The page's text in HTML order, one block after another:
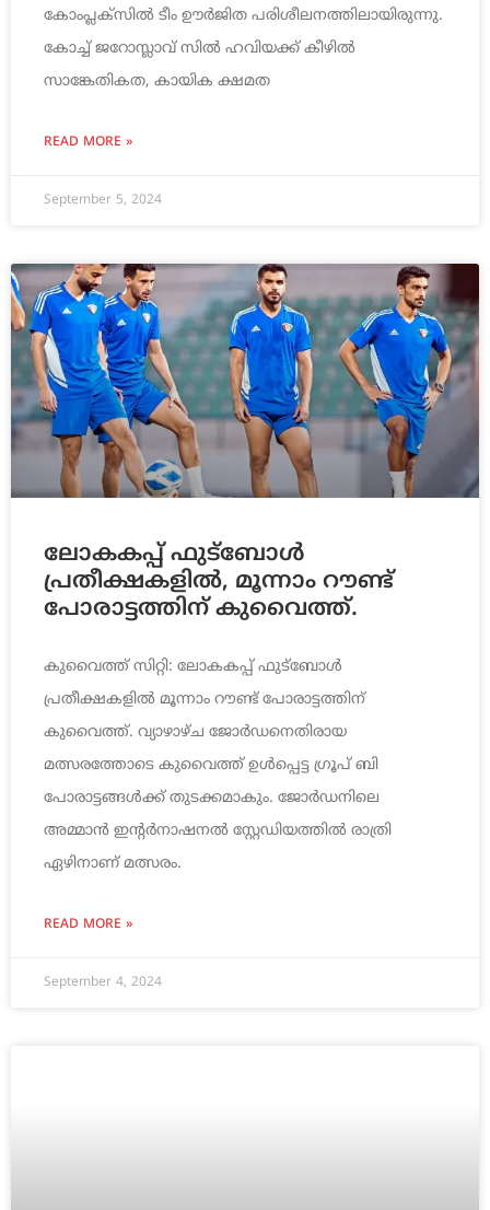
കോംപ്ലക്സിൽ ടീം ഊർജിത പരിശീലനത്തിലായിരുന്നു.
കോച്ച് ജറോസ്ലാവ് സിൽ ഹവിയക്ക് കീഴിൽ
സാങ്കേതികത, കായിക ക്ഷമത
READ MORE »
September 5, 2024
ലോകകപ്പ് ഫുട്ബോൾ
പ്രതീക്ഷകളിൽ, മൂന്നാം റൗണ്ട്
പോരാട്ടത്തിന് കുവൈത്ത്.
കുവൈത്ത് സിറ്റി: ലോകകപ്പ് ഫുട്ബോൾ
പ്രതീക്ഷകളിൽ മൂന്നാം റൗണ്ട് പോരാട്ടത്തിന്
കുവൈത്ത്. വ്യാഴാഴ്ച ജോർഡനെതിരായ
മത്സരത്തോടെ കുവൈത്ത് ഉൾപ്പെട്ട ഗ്രൂപ് ബി
പോരാട്ടങ്ങൾക്ക് തുടക്കമാകും. ജോർഡനിലെ
അമ്മാൻ ഇന്റർനാഷനൽ സ്റ്റേഡിയത്തിൽ രാത്രി
ഏഴിനാണ് മത്സരം.
READ MORE »
September 4, 2024